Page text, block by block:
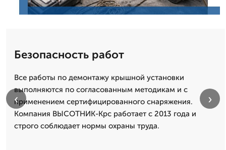
Безопасность работ
Все работы по демонтажу крышной установки
выполняются по согласованным методикам и с
применением сертифицированного снаряжения.
Компания ВЫСОТНИК-Крс работает с 2013 года и
строго соблюдает нормы охраны труда.
‹ ›